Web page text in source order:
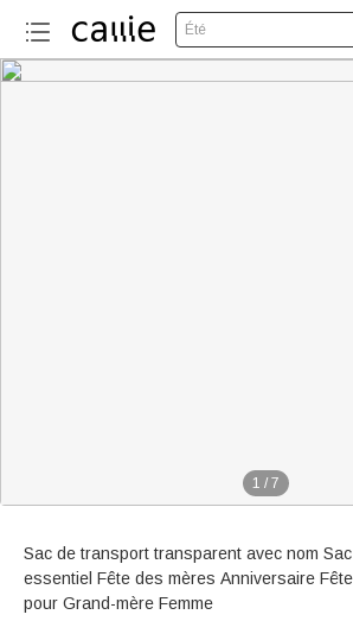
Été
1 / 7
Sac de transport transparent avec nom
essentiel Fête des mères Anniversaire
pour Grand-mère Femme